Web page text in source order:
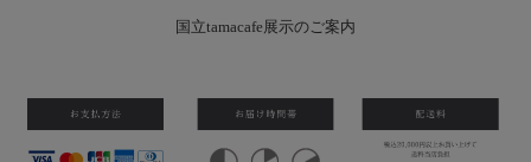
国立tamacafe展示のご案内